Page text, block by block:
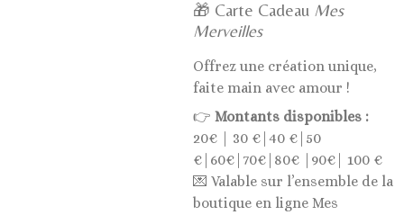
🎁 Carte Cadeau Mes
Merveilles
Offrez une création unique,
faite main avec amour !
👉 Montants disponibles :
20€ | 30 €|40 €|50
€|60€|70€|80€ |90€| 100 €
💌 Valable sur l’ensemble de la
boutique en ligne Mes